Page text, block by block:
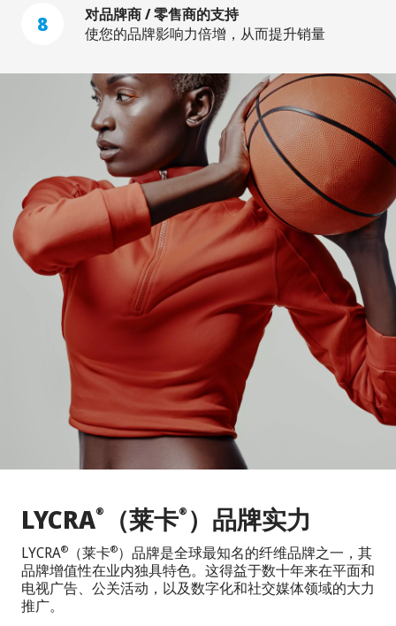
8
对品牌商 / 零售商的支持
使您的品牌影响力倍增，从而提升销量
LYCRA® （莱卡® ）品牌实力
LYCRA® （莱卡®）品牌是全球最知名的纤维品牌之一，其
品牌增值性在业内独具特色。这得益于数十年来在平面和
电视广告、公关活动，以及数字化和社交媒体领域的大力
推广。